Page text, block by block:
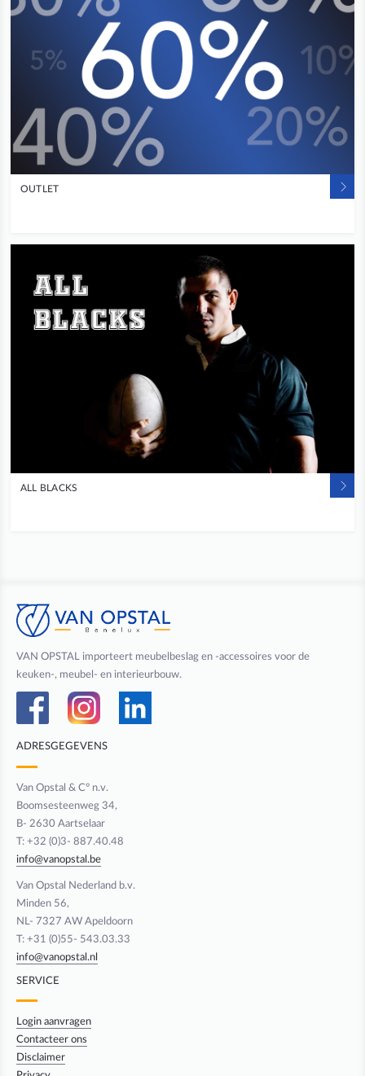
OUTLET
ALL BLACKS
VAN OPSTAL importeert meubelbeslag en -accessoires voor de
keuken-, meubel- en interieurbouw.
ADRESGEGEVENS
Van Opstal & C° n.v.
Boomsesteenweg 34,
B- 2630 Aartselaar
T: +32 (0)3- 887.40.48
info@vanopstal.be
Van Opstal Nederland b.v.
Minden 56,
NL- 7327 AW Apeldoorn
T: +31 (0)55- 543.03.33
info@vanopstal.nl
SERVICE
Login aanvragen
Contacteer ons
Disclaimer